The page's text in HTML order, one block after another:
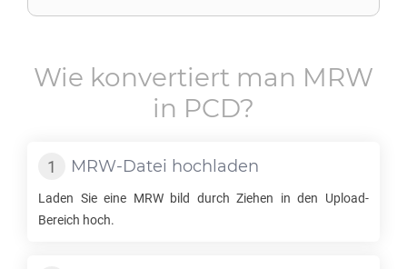
Wie konvertiert man MRW
in PCD?
MRW-Datei hochladen
Laden Sie eine MRWbild durch Ziehen in den Upload-
Bereich hoch.